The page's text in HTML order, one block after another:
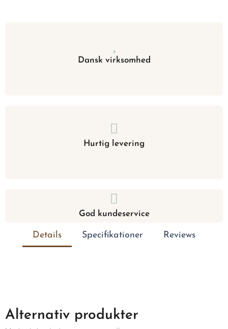
Dansk virksomhed
Hurtig levering
God kundeservice
Details Specifikationer Reviews
Alternativ produkter